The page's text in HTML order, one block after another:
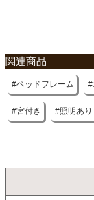
関連商品
ベッドフレーム
宮付き 照明あり